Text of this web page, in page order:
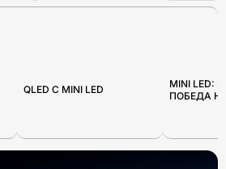
QLED С MINI LED
MINI LED:
ПОБЕДА